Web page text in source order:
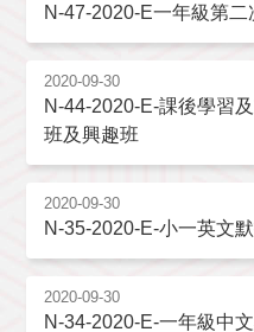
N-47-2020-E一年級第二
2020-09-30
N-44-2020-E-課後學習
班及興趣班
2020-09-30
N-35-2020-E-小一英文
2020-09-30
N-34-2020-E-一年級中